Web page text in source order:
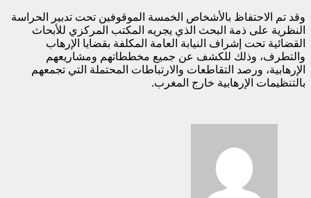
وقد تم الاحتفاظ بالأشخاص الخمسة الموقوفين تحت تدبير الحراسة
النظرية على ذمة البحث الذي يجريه المكتب المركزي للأبحاث
القضائية تحت إشراف النيابة العامة المكلفة بقضايا الإرهاب
والتطرف، وذلك للكشف عن جميع مخططاتهم ومشاريعهم
الإرهابية، ورصد التقاطعات والارتباطات المحتملة التي تجمعهم
بالتنظيمات الإرهابية خارج المغرب.